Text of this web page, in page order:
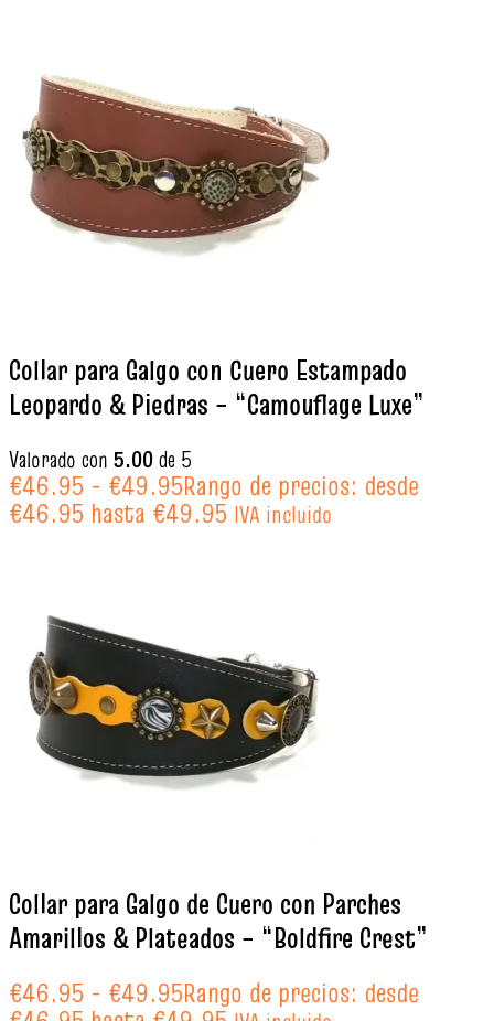
Collar para Galgo con Cuero Estampado
Leopardo & Piedras – “Camouflage Luxe”
Valorado con 5.00de 5
€46.95 - €49.95Rango de precios: desde
€46.95 hasta €49.95 IVA incluido
Collar para Galgo de Cuero con Parches
Amarillos & Plateados – “Boldfire Crest”
€46.95 - €49.95Rango de precios: desde